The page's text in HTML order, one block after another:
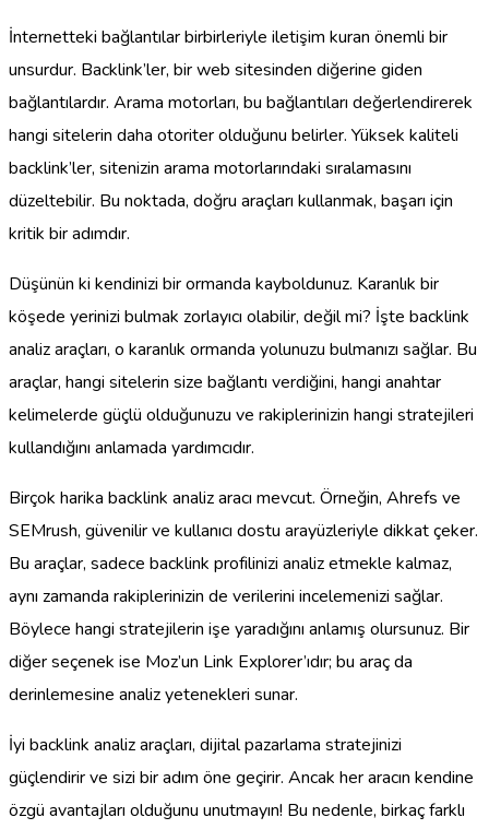
İnternetteki bağlantılar birbirleriyle iletişim kuran önemli bir
unsurdur. Backlink’ler, bir web sitesinden diğerine giden
bağlantılardır. Arama motorları, bu bağlantıları değerlendirerek
hangi sitelerin daha otoriter olduğunu belirler. Yüksek kaliteli
backlink’ler, sitenizin arama motorlarındaki sıralamasını
düzeltebilir. Bu noktada, doğru araçları kullanmak, başarı için
kritik bir adımdır.
Düşünün ki kendinizi bir ormanda kayboldunuz. Karanlık bir
köşede yerinizi bulmak zorlayıcı olabilir, değil mi? İşte backlink
analiz araçları, o karanlık ormanda yolunuzu bulmanızı sağlar. Bu
araçlar, hangi sitelerin size bağlantı verdiğini, hangi anahtar
kelimelerde güçlü olduğunuzu ve rakiplerinizin hangi stratejileri
kullandığını anlamada yardımcıdır.
Birçok harika backlink analiz aracı mevcut. Örneğin, Ahrefs ve
SEMrush, güvenilir ve kullanıcı dostu arayüzleriyle dikkat çeker.
Bu araçlar, sadece backlink profilinizi analiz etmekle kalmaz,
aynı zamanda rakiplerinizin de verilerini incelemenizi sağlar.
Böylece hangi stratejilerin işe yaradığını anlamış olursunuz. Bir
diğer seçenek ise Moz’un Link Explorer’ıdır; bu araç da
derinlemesine analiz yetenekleri sunar.
İyi backlink analiz araçları, dijital pazarlama stratejinizi
güçlendirir ve sizi bir adım öne geçirir. Ancak her aracın kendine
özgü avantajları olduğunu unutmayın! Bu nedenle, birkaç farklı